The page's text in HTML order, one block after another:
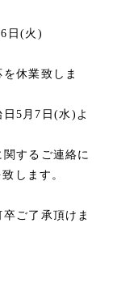
日(火)
休業致しま
5月7日(水)よ
するご連絡に
します。
ご了承頂けま